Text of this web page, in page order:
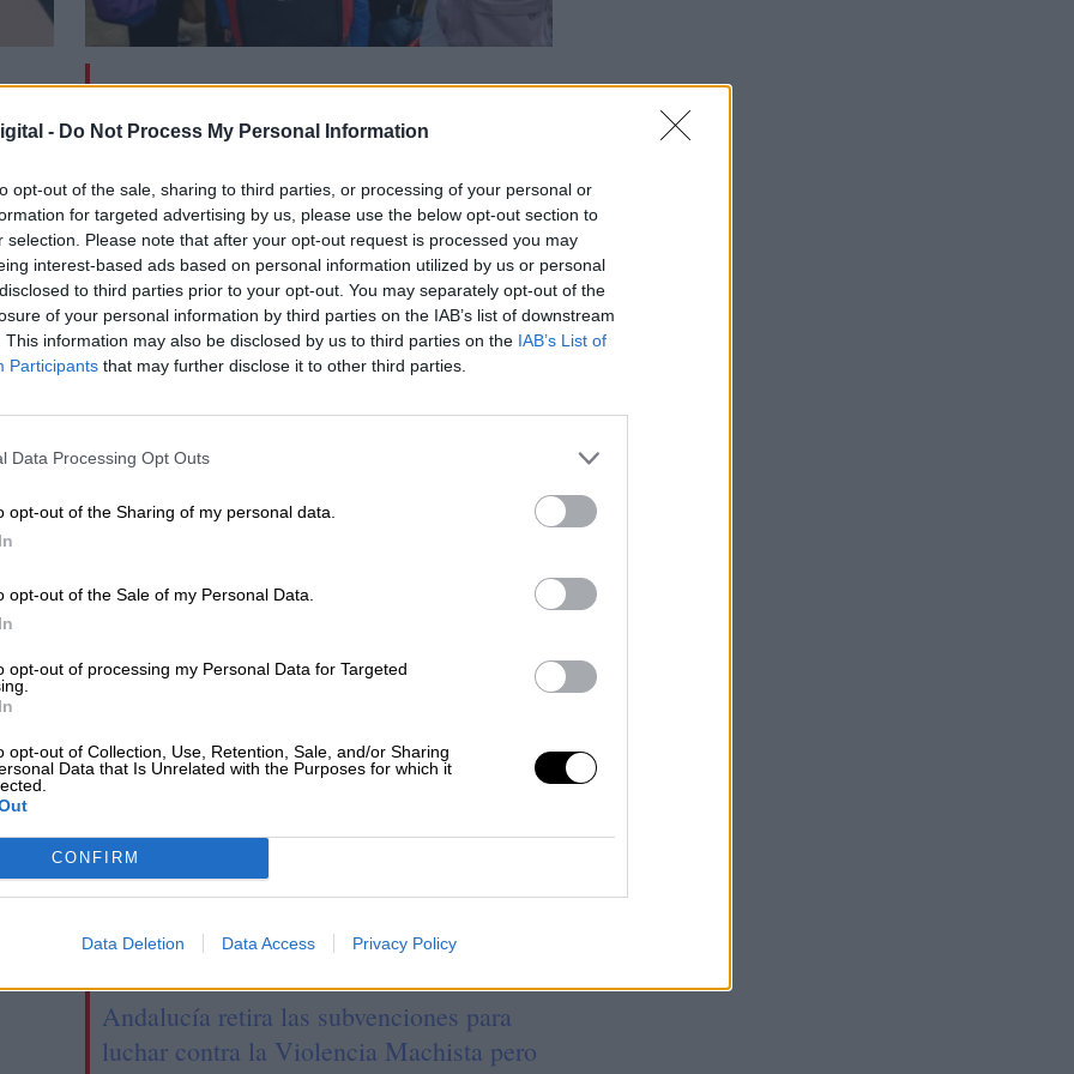
- Do Not Process My Personal Information
opt-out of the sale, sharing to third parties, or processing of your personal or
for targeted advertising by us, please use the below opt-out section to
selection. Please note that after your opt-out request is processed you may
interest-based ads based on personal information utilized by us or personal
to third parties prior to your opt-out. You may separately opt-out of the
of your personal information by third parties on the IAB’s list of downstream
This information may also be disclosed by us to third parties on the IAB’s List of
Participants that may further disclose it to other third parties.
Data Processing Opt Outs
opt-out of the Sharing of my personal data.
opt-out of the Sale of my Personal Data.
opt-out of processing my Personal Data for Targeted
opt-out of Collection, Use, Retention, Sale, and/or Sharing
Data that Is Unrelated with the Purposes for which it
CONFIRM
Data Deletion Data Access Privacy Policy
Cantabria acoge a 200 refugiados
ucranianos entre ellos un menor no
ofrece 92
en ayudas para
y
de los
El temporal en Cantabria,
provoca inundaciones y
Andalucía retira las subvenciones para
luchar contra la Violencia Machista pero